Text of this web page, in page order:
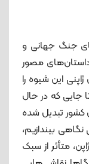
جنگ جهانی و
داستان‌های مصور
این شیوه را
جایی که در حال
تبدیل شده
بیندازیم،
متأثر از سبک